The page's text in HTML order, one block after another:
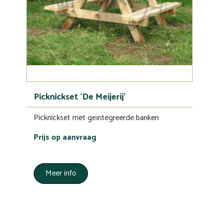
Picknickset 'De Meijerij'
Picknickset met geïntegreerde banken
Prijs op aanvraag
Meer info